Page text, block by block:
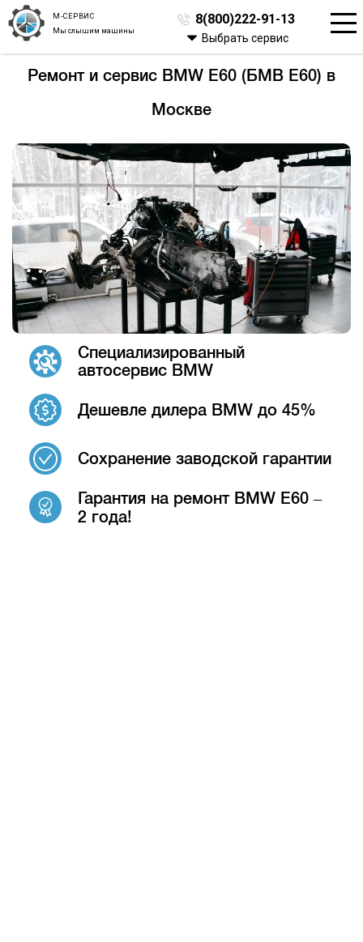
М-СЕРВИС
Мы слышим машины
8(800)222-91-13
Выбрать сервис
Ремонт и сервис BMW E60 (БМВ Е60) в
Москве
Специализированный
автосервис BMW
Дешевле дилера BMW до 45%
Сохранение заводской гарантии
Гарантия на ремонт BMW E60 –
2 года!